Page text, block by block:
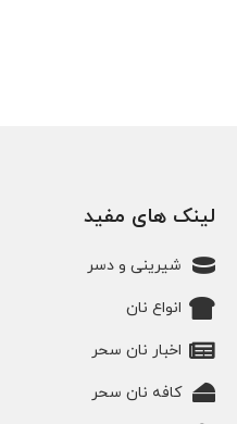
لینک های مفید
شیرینی و دسر
انواع نان
اخبار نان سحر
کافه نان سحر